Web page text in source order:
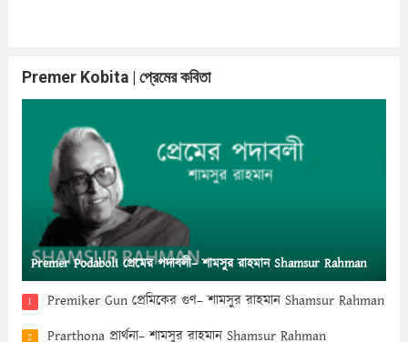
Premer Kobita | প্রেমের কবিতা
Premer Podaboli প্রেমের পদাবলী– শামসুর রাহমান Shamsur Rahman
1 Premiker Gun প্রেমিকের গুণ– শামসুর রাহমান Shamsur Rahman
2 Prarthona প্রার্থনা– শামসুর রাহমান Shamsur Rahman